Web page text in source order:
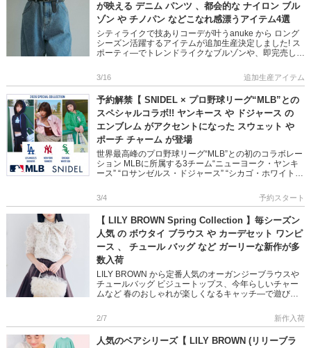
が映える デニム パンツ 、都会的な ナイロン ブル
ゾン や チノパン などこなれ感漂うアイテム4選
シティライクで技ありコーデが叶うanuke から ロング
シーズン活躍するアイテムが追加生産決定しました! ス
ポーティ―でトレンドライクなブルゾンや、即完売した
漂うアイテム […]
3/16 追加生産アイテム
予約解禁【 SNIDEL × プロ野球リーグ“MLB”との
スペシャルコラボ!! ヤンキース や ドジャース の
エンブレム がアクセントになった スウェット や
ポーチ チャーム が登場
世界最高峰のプロ野球リーグ“MLB”との初のコラボレー
ション MLBに所属する3チーム“ニューヨーク・ヤンキ
ース” “ロサンゼルス・ドジャース” “シカゴ・ホワイトソ
[…]
3/4 予約スタート
【 LILY BROWN Spring Collection 】毎シーズン
人気 の ボウタイ ブラウス や カーデセット ワンピ
ース 、 チュール バッグ など ガーリーな新作が多
数入荷
LILY BROWN から定番人気のオーガンジーブラウスや
チュールバッグ ビジュートップス、今年らしいチャー
ムなど 春のおしゃれが楽しくなるキャッチ―で遊び心
かになる主役 […]
2/7 新作入荷
人気のベアシリーズ【 LILY BROWN (リリーブラ